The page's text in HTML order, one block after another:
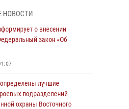
тыловых подразделений
00:00
информирование личного
реализации
права
НОВОСТИ
о внесении
закон «Об
лучшие
подразделений
охраны Восточного